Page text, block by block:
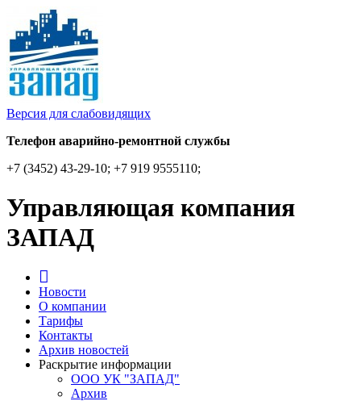
Версия для слабовидящих
Телефон аварийно-ремонтной службы
+7 (3452) 43-29-10; +7 919 9555110;
Управляющая компания
ЗАПАД
Новости
О компании
Тарифы
Контакты
Архив новостей
Раскрытие информации
ООО УК "ЗАПАД"
Архив